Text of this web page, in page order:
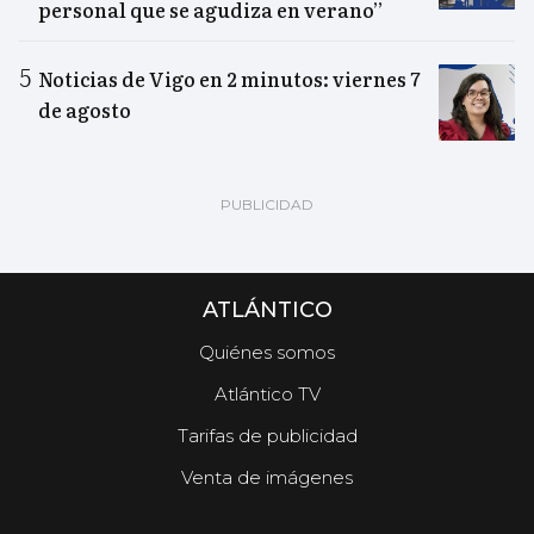
personal que se agudiza en verano”
Noticias de Vigo en 2 minutos: viernes 7
de agosto
ATLÁNTICO
Quiénes somos
Atlántico TV
Tarifas de publicidad
Venta de imágenes